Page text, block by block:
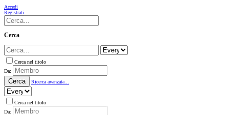
Accedi
Registrati
Cerca
Cerca nel titolo
Da:
Cerca Ricerca avanzata...
Cerca nel titolo
Da: